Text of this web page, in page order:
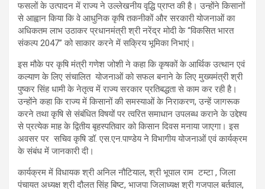
फसलों के उत्पादन में राज्य ने उल्लेखनीय वृद्धि प्राप्त की है। उन्होंने किसानों
से आह्वान किया कि वे आधुनिक कृषि तकनीकों और सरकारी योजनाओं का
अधिकतम लाभ उठाकर प्रधानमंत्री श्री नरेंद्र मोदी के “विकसित भारत
संकल्प 2047” को साकार करने में सक्रिय भूमिका निभाएं।
इस मौके पर कृषि मंत्री गणेश जोशी ने कहा कि कृषकों के आर्थिक उत्थान एवं
कल्याण के लिए संचालित योजनाओं को सफल बनाने के लिए मुख्यमंत्री श्री
पुष्कर सिंह धामी के नेतृत्व में राज्य सरकार प्रतिबद्धता से काम कर रही है।
उन्होंने कहा कि राज्य में किसानों की समस्याओं के निराकरण, उन्हें जागरूक
करने तथा कृषि से संबंधित विषयों पर त्वरित समाधान उपलब्ध कराने के उद्देश्य
से प्रत्येक माह के द्वितीय बृहस्पतिवार को किसान दिवस मनाया जाएगा। इस
अवसर पर सचिव कृषि डॉ. एस.एन.पाण्डेय ने विभागीय योजनाओं एवं कार्यक्रम
के संबंध में जानकारी दी।
कार्यक्रम में विधायक श्री अनिल नौटियाल, श्री भूपाल राम टम्टा , जिला
पंचायत अध्यक्ष श्री दौलत सिंह बिष्ट, भाजपा जिलाध्यक्ष श्री गजपाल बर्तवाल,